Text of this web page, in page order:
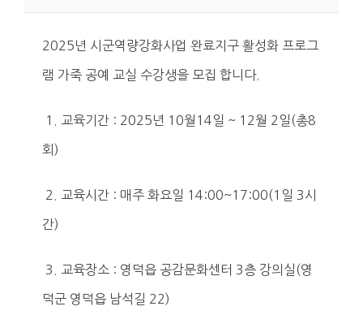
2025년 시군역량강화사업 완료지구 활성화 프로그
램 가죽 공예 교실 수강생을 모집 합니다.
1. 교육기간 : 2025년 10월14일 ~ 12월 2일(총8
회)
2. 교육시간 : 매주 화요일 14:00~17:00(1일 3시
간)
3. 교육장소 : 영덕읍 공감문화센터 3층 강의실(영
덕군 영덕읍 남석길 22)